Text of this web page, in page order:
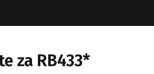
za RB433*